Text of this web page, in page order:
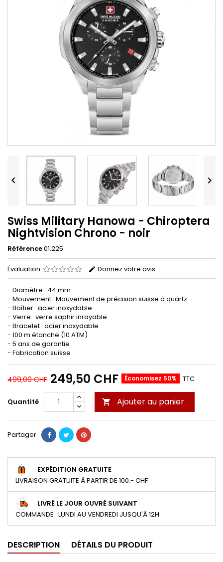
 
Swiss Military Hanowa - Chiroptera
Nightvision Chrono - noir
Référence01.225
Évaluation Donnez votre avis
- Diamètre : 44 mm
- Mouvement : Mouvement de précision suisse à quartz
- Boîtier : acier inoxydable
- Verre : verre saphir inrayable
- Bracelet : acier inoxydable
- 100 m étanche (10 ATM)
- 5 ans de garantie
- Fabrication suisse
499,00 CHF 249,50 CHF Économisez 50% TTC
Quantité  Ajouter au panier
Partager
EXPÉDITION GRATUITE
LIVRAISON GRATUITE À PARTIR DE 100.- CHF
LIVRÉ LE JOUR OUVRÉ SUIVANT
COMMANDE : LUNDI AU VENDREDI JUSQU'À 12H
DESCRIPTION DÉTAILS DU PRODUIT